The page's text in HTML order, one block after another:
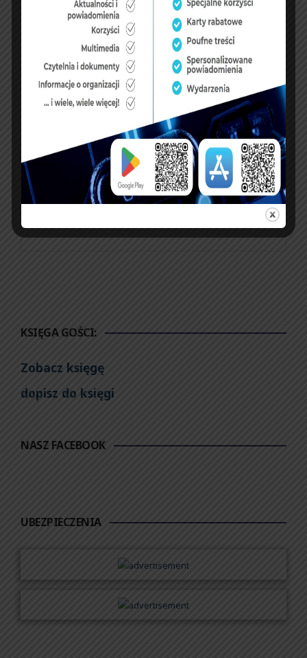
logistycznie, w taki sposób, aby nie zakłócać
normalnego przebiegu służby.
źródło:https://www.infosecurity24.pl/pierwszy-
mundurowy-zaszczepiony-przeciw-covid-19
PREVIOUS ARTICLE
Startują szczepienia
służb mundurowych
NEXT ARTICLE
Funkcjonariusze
Służby Więziennej
Zakładu Karnego w
KSIĘGA GOŚCI:
Zobacz księgę
dopisz do księgi
NASZ FACEBOOK
UBEZPIECZENIA